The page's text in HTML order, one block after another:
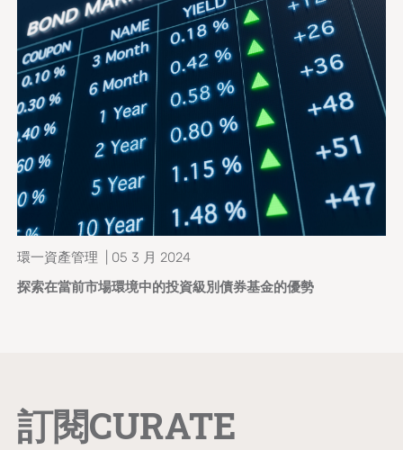
環一資產管理 | 05 3 月 2024
探索在當前市場環境中的投資級別債券基金的優勢
訂閱CURATE